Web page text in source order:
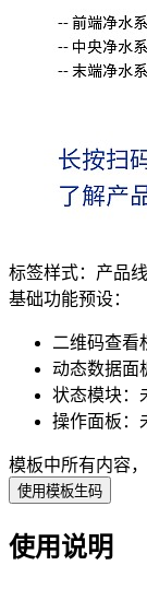
标签样式： 产品
基础功能预设：
二维码查看
动态数据面
状态模块：
操作面板 ：
模板中所有内容
使用模板生码
使用说明